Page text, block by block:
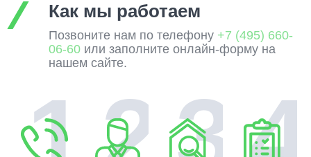
Как мы работаем
Позвоните нам по телефону +7 (495) 660-
06-60 или заполните онлайн-форму на
нашем сайте.